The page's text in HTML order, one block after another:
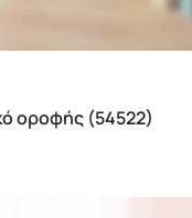
οροφής (54522)